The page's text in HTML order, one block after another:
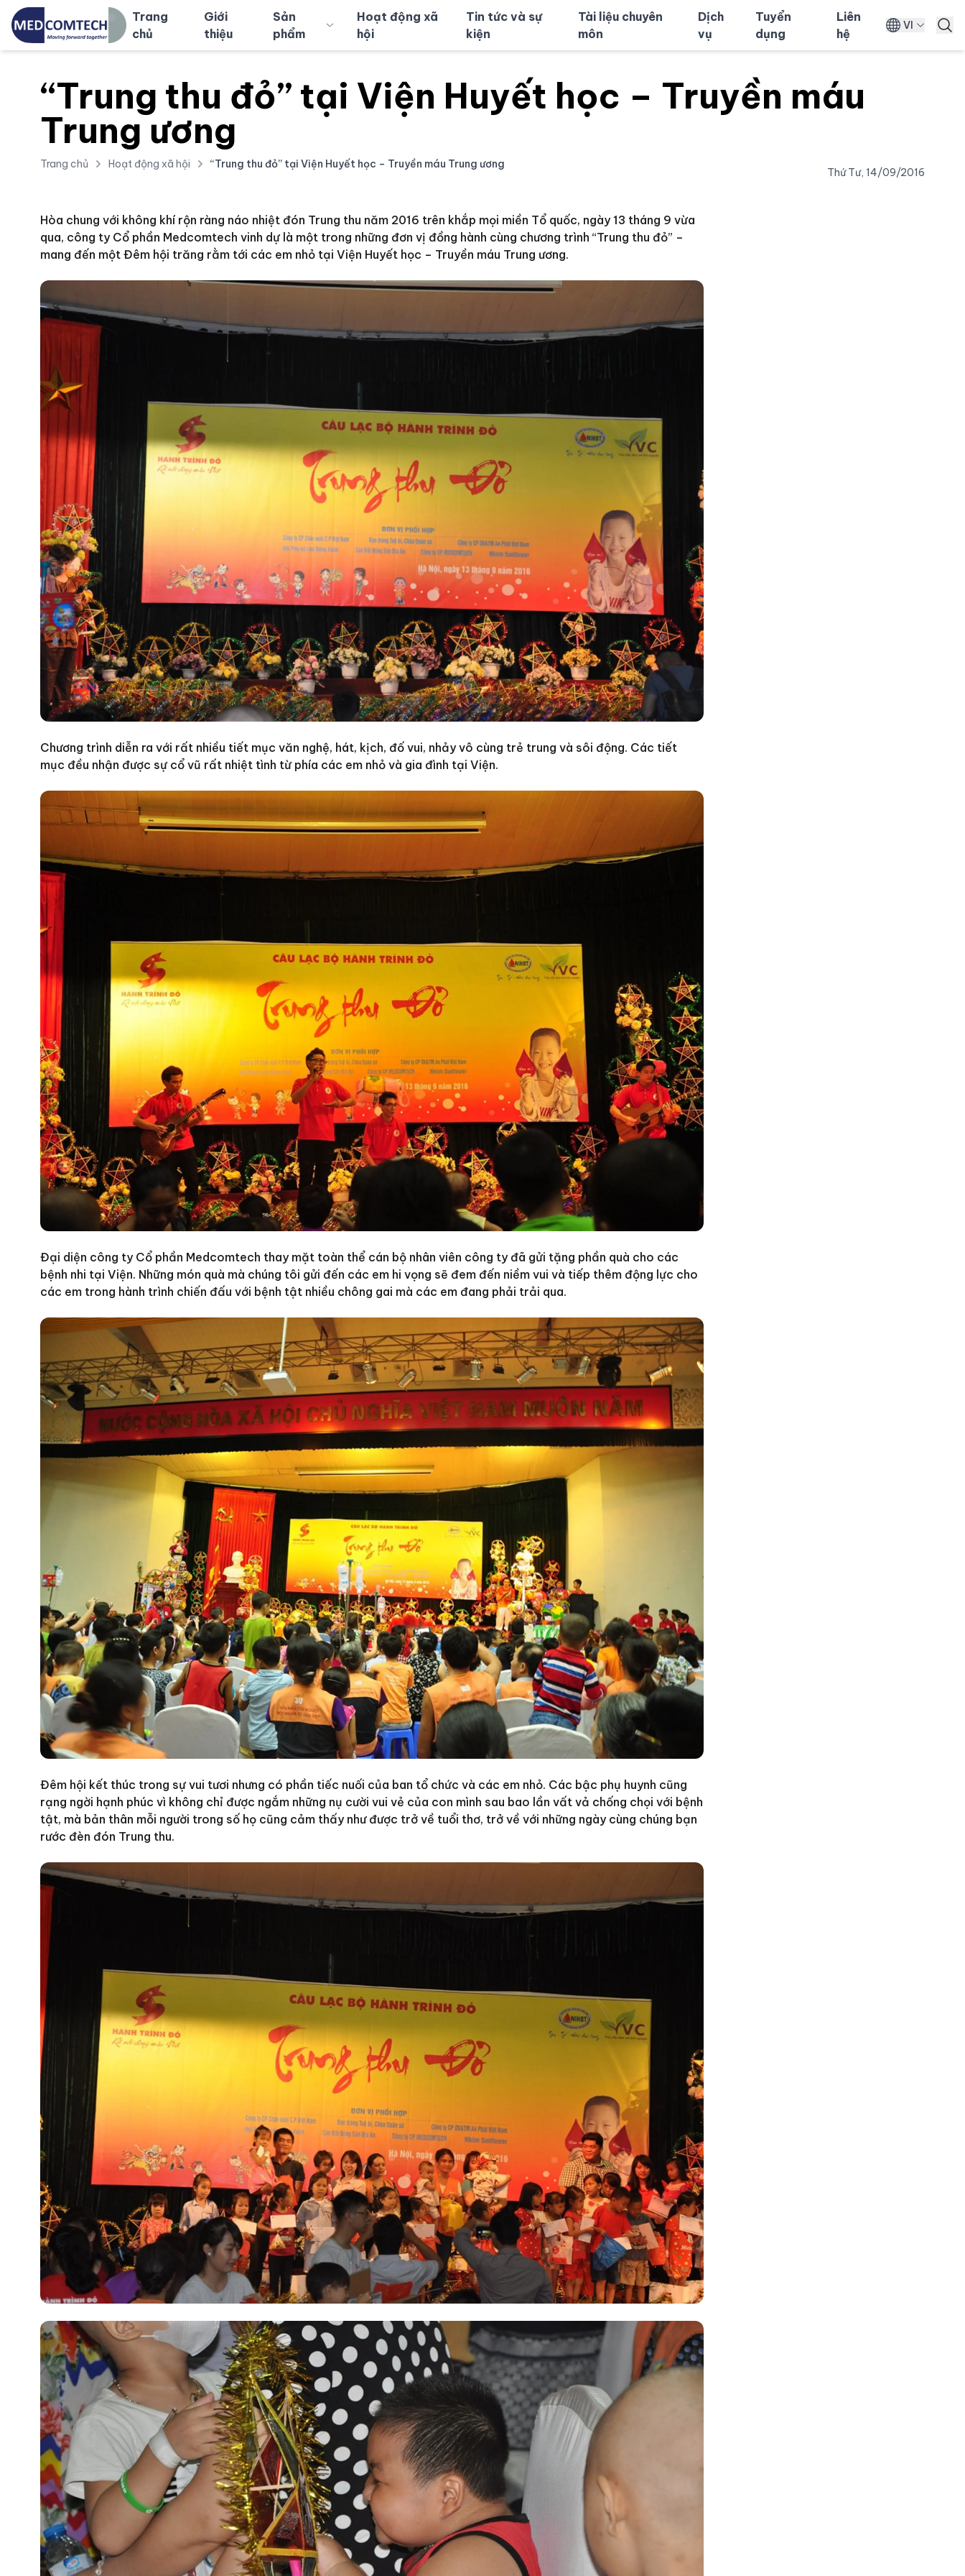
Trang
chủ
Giới
thiệu
Sản
phẩm
Hoạt động xã
hội
Tin tức và sự
kiện
Tài liệu chuyên
môn
Dịch
vụ
Tuyển
dụng
Liên
hệ
VI
“Trung thu đỏ” tại Viện Huyết học – Truyền máu
Trung ương
Trang chủ Hoạt động xã hội “Trung thu đỏ” tại Viện Huyết học – Truyền máu Trung ương
Thứ Tư, 14/09/2016
Hòa chung với không khí rộn ràng náo nhiệt đón Trung thu năm 2016 trên khắp mọi miền Tổ quốc, ngày 13 tháng 9 vừa
qua, công ty Cổ phần Medcomtech vinh dự là một trong những đơn vị đồng hành cùng chương trình “Trung thu đỏ” –
mang đến một Đêm hội trăng rằm tới các em nhỏ tại Viện Huyết học – Truyền máu Trung ương.
Chương trình diễn ra với rất nhiều tiết mục văn nghệ, hát, kịch, đố vui, nhảy vô cùng trẻ trung và sôi động. Các tiết
mục đều nhận được sự cổ vũ rất nhiệt tình từ phía các em nhỏ và gia đình tại Viện.
Đại diện công ty Cổ phần Medcomtech thay mặt toàn thể cán bộ nhân viên công ty đã gửi tặng phần quà cho các
bệnh nhi tại Viện. Những món quà mà chúng tôi gửi đến các em hi vọng sẽ đem đến niềm vui và tiếp thêm động lực cho
các em trong hành trình chiến đấu với bệnh tật nhiều chông gai mà các em đang phải trải qua.
Đêm hội kết thúc trong sự vui tươi nhưng có phần tiếc nuối của ban tổ chức và các em nhỏ. Các bậc phụ huynh cũng
rạng ngời hạnh phúc vì không chỉ được ngắm những nụ cười vui vẻ của con mình sau bao lần vất vả chống chọi với bệnh
tật, mà bản thân mỗi người trong số họ cũng cảm thấy như được trở về tuổi thơ, trở về với những ngày cùng chúng bạn
rước đèn đón Trung thu.